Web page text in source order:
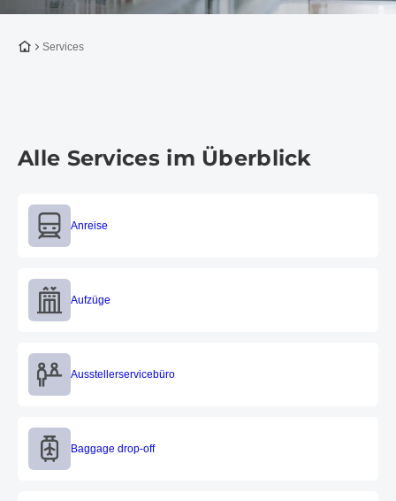
Zur Startseite
Services
Alle Services im Überblick
Anreise
Anreise
Aufzüge
Aufzüge
Aussteller­servicebüro
Aussteller­servicebüro
Baggage drop-off
Baggage drop-off